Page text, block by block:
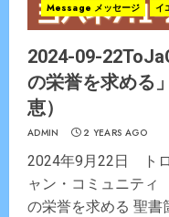
Message メッセージ イ
2024-09-
の栄誉を求める
恵）
ADMIN 2 YEARS AGO
2024年9月22日 ト
ャン・コミュニテ
の栄誉を求める 聖書